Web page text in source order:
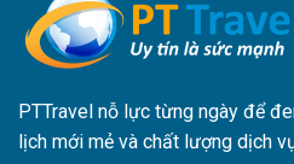
PTTravel nỗ lực từng ngày để
lịch mới mẻ và chất lượng dịch